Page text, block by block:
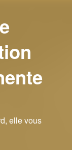
elle vous